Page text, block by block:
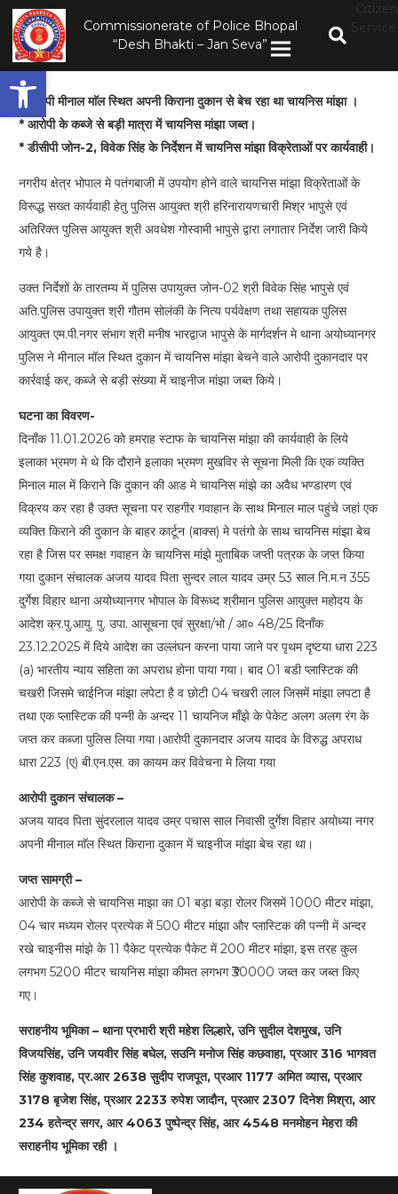
Open toolbar
Commissionerate of Police Bhopal
“Desh Bhakti – Jan Seva”
*आरोपी मीनाल माॅल स्थित अपनी किराना दुकान से बेच रहा था चायनिस मांझा ।
* आरोपी के कब्जे से बड़ी मात्रा में चायनिस मांझा जब्त।
* डीसीपी जोन-2, विवेक सिंह के निर्देशन में चायनिस मांझा विक्रेताओं पर कार्यवाही।
नगरीय क्षेत्र भोपाल मे पतंगबाजी में उपयोग होने वाले चायनिस मांझा विक्रेताओं के
विरूद्ध सख्त कार्यवाही हेतु पुलिस आयुक्त श्री हरिनारायणचारी मिश्र भापुसे एवं
अतिरिक्त पुलिस आयुक्त श्री अवधेश गोस्वामी भापुसे द्वारा लगातार निर्देश जारी किये
गये है।
उक्त निर्देशों के तारतम्य में पुलिस उपायुक्त जोन-02 श्री विवेक सिंह भापुसे एवं
अति.पुलिस उपायुक्त श्री गौतम सोलंकी के नित्य पर्यवेक्षण तथा सहायक पुलिस
आयुक्त एम.पी.नगर संभाग श्री मनीष भारद्वाज भापुसे के मार्गदर्शन मे थाना अयोध्यानगर
पुलिस ने मीनाल मॉल स्थित दुकान में चायनिस मांझा बेचने वाले आरोपी दुकानदार पर
कार्रवाई कर, कब्जे से बड़ी संख्या में चाइनीज मांझा जब्त किये।
घटना का विवरण-
दिनाँक 11.01.2026 को हमराह स्टाफ के चायनिस मांझा की कार्यवाही के लिये
इलाका भ्रमण मे थे कि दौराने इलाका भ्रमण मुखविर से सूचना मिली कि एक व्यक्ति
मिनाल माल में किराने कि दुकान की आड मे चायनिस मांझे का अवैध भण्डारण एवं
विक्रय कर रहा है उक्त सूचना पर राहगीर गवाहान के साथ मिनाल माल पहुंचे जहां एक
व्यक्ति किराने की दुकान के बाहर कार्टून (बाक्स) मे पतंगो के साथ चायनिस मांझा बेच
रहा है जिस पर समक्ष गवाहन के चायनिस मांझे मुताबिक जप्ती पत्रक के जप्त किया
गया दुकान संचालक अजय यादव पिता सुन्दर लाल यादव उम्र 53 साल नि.म.न 355
दुर्गेश विहार थाना अयोध्यानगर भोपाल के विरूध्द श्रीमान पुलिस आयुक्त महोदय के
आदेश क्र.पु.आयु. पु. उपा. आसूचना एवं सुरक्षा/भो / आ० 48/25 दिनाँक
23.12.2025 में दिये आदेश का उल्लंघन करना पाया जाने पर पृथम दृष्टया धारा 223
(a) भारतीय न्याय सहिता का अपराध होना पाया गया। बाद 01 बडी प्लास्टिक की
चखरी जिसमे चाईनिज मांझा लपेटा है व छोटी 04 चखरी लाल जिसमें मांझा लपटा है
तथा एक प्लास्टिक की पन्नी के अन्दर 11 चायनिज माँझे के पेकेट अलग अलग रंग के
जप्त कर कब्जा पुलिस लिया गया।आरोपी दुकानदार अजय यादव के विरुद्ध अपराध
धारा 223 (ए) बी.एन.एस. का कायम कर विवेचना मे लिया गया
आरोपी दुकान संचालक –
अजय यादव पिता सुंदरलाल यादव उम्र पचास साल निवासी दुर्गेश विहार अयोध्या नगर
अपनी मीनाल माॅल स्थित किराना दुकान में चाइनीज मांझा बेच रहा था।
जप्त सामग्री –
आरोपी के कब्जे से चायनिस माझा का 01 बड़ा बड़ा रोलर जिसमें 1000 मीटर मांझा,
04 चार मध्यम रोलर प्रत्येक में 500 मीटर मांझा और प्लास्टिक की पन्नी में अन्दर
रखे चाइनीस मांझे के 11 पैकेट प्रत्येक पैकेट में 200 मीटर मांझा, इस तरह कुल
लगभग 5200 मीटर चायनिस मांझा कीमत लगभग ₹30000 जब्त कर जब्त किए
गए।
सराहनीय भूमिका – थाना प्रभारी श्री महेश लिल्हारे, उनि सुदील देशमुख, उनि
विजयसिंह, उनि जयवीर सिंह बघेल, सउनि मनोज सिंह कछवाहा, प्रआर 316 भागवत
सिंह कुशवाह, प्र.आर 2638 सुदीप राजपूत, प्रआर 1177 अमित व्यास, प्रआर
3178 बृजेश सिंह, प्रआर 2233 रुपेश जादौन, प्रआर 2307 दिनेश मिश्रा, आर
234 हतेन्द्र सगर, आर 4063 पुष्पेन्द्र सिंह, आर 4548 मनमोहन मेहरा की
सराहनीय भूमिका रही ।